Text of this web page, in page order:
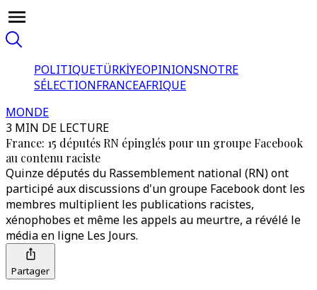
POLITIQUETÜRKİYEOPINIONSNOTRE
SÉLECTIONFRANCEAFRIQUE
MONDE
3 MIN DE LECTURE
France: 15 députés RN épinglés pour un groupe Facebook
au contenu raciste
Quinze députés du Rassemblement national (RN) ont
participé aux discussions d'un groupe Facebook dont les
membres multiplient les publications racistes,
xénophobes et même les appels au meurtre, a révélé le
média en ligne Les Jours.
Partager